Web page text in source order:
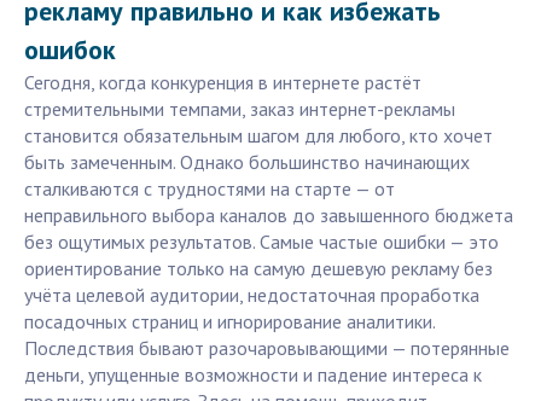
рекламу правильно и как избежать
ошибок
Сегодня, когда конкуренция в интернете растёт
стремительными темпами, заказ интернет-рекламы
становится обязательным шагом для любого, кто хочет
быть замеченным. Однако большинство начинающих
сталкиваются с трудностями на старте — от
неправильного выбора каналов до завышенного бюджета
без ощутимых результатов. Самые частые ошибки — это
ориентирование только на самую дешевую рекламу без
учёта целевой аудитории, недостаточная проработка
посадочных страниц и игнорирование аналитики.
Последствия бывают разочаровывающими — потерянные
деньги, упущенные возможности и падение интереса к